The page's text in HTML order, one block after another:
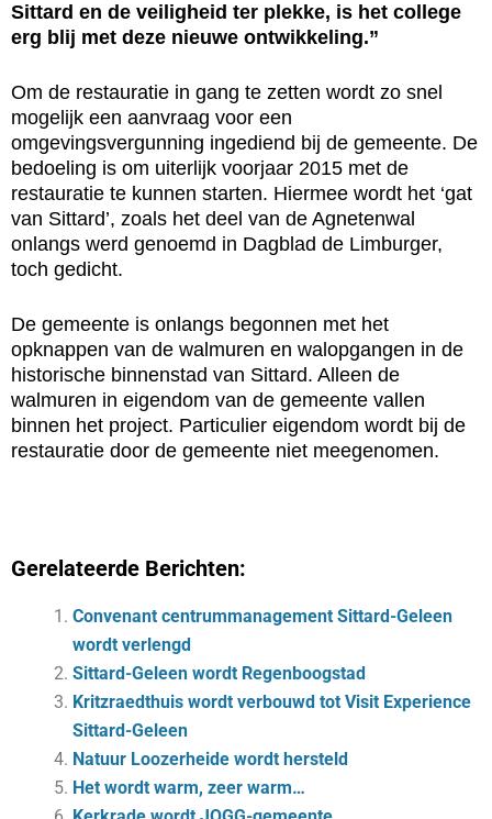
Sittard en de veiligheid ter plekke, is het college
erg blij met deze nieuwe ontwikkeling.”
Om de restauratie in gang te zetten wordt zo snel
mogelijk een aanvraag voor een
omgevingsvergunning ingediend bij de gemeente. De
bedoeling is om uiterlijk voorjaar 2015 met de
restauratie te kunnen starten. Hiermee wordt het ‘gat
van Sittard’, zoals het deel van de Agnetenwal
onlangs werd genoemd in Dagblad de Limburger,
toch gedicht.
De gemeente is onlangs begonnen met het
opknappen van de walmuren en walopgangen in de
historische binnenstad van Sittard. Alleen de
walmuren in eigendom van de gemeente vallen
binnen het project. Particulier eigendom wordt bij de
restauratie door de gemeente niet meegenomen.
Gerelateerde Berichten:
Convenant centrummanagement Sittard-Geleen
wordt verlengd
Sittard-Geleen wordt Regenboogstad
Kritzraedthuis wordt verbouwd tot Visit Experience
Sittard-Geleen
Natuur Loozerheide wordt hersteld
Het wordt warm, zeer warm…